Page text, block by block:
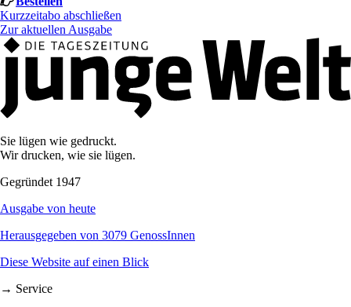
Kurzzeitabo abschließen
Zur aktuellen Ausgabe
Sie lügen wie gedruckt.
Wir drucken, wie sie lügen.
Gegründet 1947
Ausgabe von heute
Herausgegeben von 3079 GenossInnen
Diese Website auf einen Blick
→ Service